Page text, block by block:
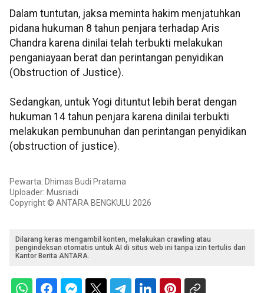
Dalam tuntutan, jaksa meminta hakim menjatuhkan
pidana hukuman 8 tahun penjara terhadap Aris
Chandra karena dinilai telah terbukti melakukan
penganiayaan berat dan perintangan penyidikan
(Obstruction of Justice).
Sedangkan, untuk Yogi dituntut lebih berat dengan
hukuman 14 tahun penjara karena dinilai terbukti
melakukan pembunuhan dan perintangan penyidikan
(obstruction of justice).
Pewarta: Dhimas Budi Pratama
Uploader: Musriadi
Copyright © ANTARA BENGKULU 2026
Dilarang keras mengambil konten, melakukan crawling atau
pengindeksan otomatis untuk AI di situs web ini tanpa izin tertulis dari
Kantor Berita ANTARA.